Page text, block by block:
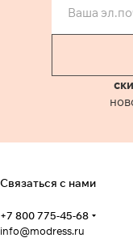
Связаться с нами
+7 800 775-45-68
info@modress.ru